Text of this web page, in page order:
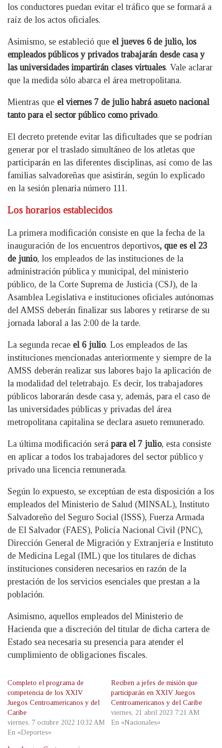
los conductores puedan evitar el tráfico que se formará a
raíz de los actos oficiales.
Asimismo, se estableció que el jueves 6 de julio, los
empleados públicos y privados trabajarán desde casa y
las universidades impartirán clases virtuales. Vale aclarar
que la medida sólo abarca el área metropolitana.
Mientras que el viernes 7 de julio habrá asueto nacional
tanto para el sector público como privado.
El decreto pretende evitar las dificultades que se podrían
generar por el traslado simultáneo de los atletas que
participarán en las diferentes disciplinas, así como de las
familias salvadoreñas que asistirán, según lo explicado
en la sesión plenaria número 111.
Los horarios establecidos
La primera modificación consiste en que la fecha de la
inauguración de los encuentros deportivos, que es el 23
de junio, los empleados de las instituciones de la
administración pública y municipal, del ministerio
público, de la Corte Suprema de Justicia (CSJ), de la
Asamblea Legislativa e instituciones oficiales autónomas
del AMSS deberán finalizar sus labores y retirarse de su
jornada laboral a las 2:00 de la tarde.
La segunda recae el 6 julio. Los empleados de las
instituciones mencionadas anteriormente y siempre de la
AMSS deberán realizar sus labores bajo la aplicación de
la modalidad del teletrabajo. Es decir, los trabajadores
públicos laborarán desde casa y, además, para el caso de
las universidades públicas y privadas del área
metropolitana capitalina se declara asueto remunerado.
La última modificación será para el 7 julio, esta consiste
en aplicar a todos los trabajadores del sector público y
privado una licencia remunerada.
Según lo expuesto, se exceptúan de esta disposición a los
empleados del Ministerio de Salud (MINSAL), Instituto
Salvadoreño del Seguro Social (ISSS), Fuerza Armada
de El Salvador (FAES), Policía Nacional Civil (PNC),
Dirección General de Migración y Extranjería e Instituto
de Medicina Legal (IML) que los titulares de dichas
instituciones consideren necesarios en razón de la
prestación de los servicios esenciales que prestan a la
población.
Asimismo, aquellos empleados del Ministerio de
Hacienda que a discreción del titular de dicha cartera de
Estado sea necesaria su presencia para atender el
cumplimiento de obligaciones fiscales.
Completo el programa de
competencia de los XXIV
Juegos Centroamericanos y del
Caribe
viernes, 7 octubre 2022 10:32 AM
En «Deportes»
Reciben a jefes de misión que
participarán en XXIV Juegos
Centroamericanos y del Caribe
viernes, 21 abril 2023 7:21 AM
En «Nacionales»